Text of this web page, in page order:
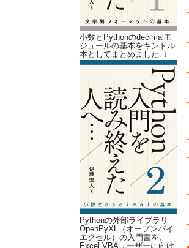
小数とPythonのdecimalモ
ジュールの基本をキンドル
本としてまとめました↓↓
Pythonの外部ライブラリ
OpenPyXL（オープンパイ
エクセル）の入門書を、
Excel VBAユーザーに向け